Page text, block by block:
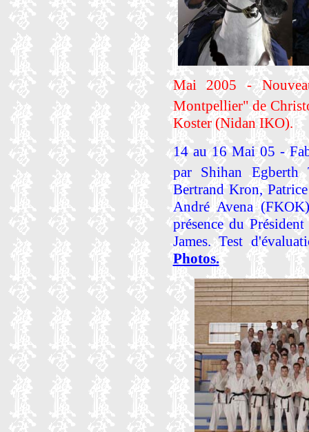
Mai 2005 -
Montpellier" de
Koster (Nidan IKO).
14 au 16 Mai 05 -
par Shihan Egberth
Bertrand Kron,
André Avena
présence du
James. Test
Photos.